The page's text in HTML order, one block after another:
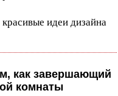
идеи дизайна
как завершающий
комнаты